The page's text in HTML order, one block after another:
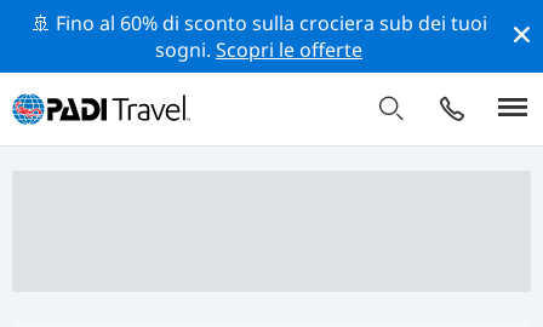
🚢 Fino al 60% di sconto sulla crociera sub dei tuoi
sogni.Scopri le offerte